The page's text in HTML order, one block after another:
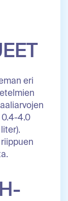
eri
0.4-4.0
riippuen